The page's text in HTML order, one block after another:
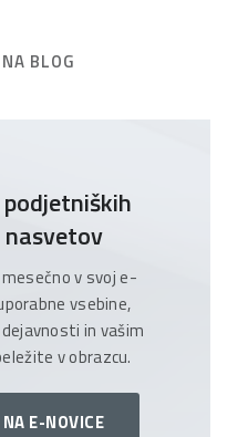
BLOG
v svoj e-
vsebine,
in vašim
v obrazcu.
E-NOVICE